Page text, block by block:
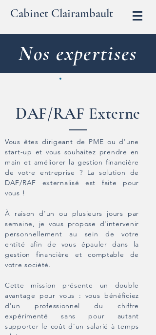
Cabinet Clairambault
Nos expertises
DAF/RAF Externe
Vous êtes dirigeant de PME ou d'une
start-up et vous souhaitez prendre en
main et améliorer la gestion financière
de votre entreprise ? La solution de
DAF/RAF externalisé est faite pour
vous !
À raison d'un ou plusieurs jours par
semaine, je vous propose d'intervenir
personnellement au sein de votre
entité afin de vous épauler dans la
gestion financière et comptable de
votre société.
Cette mission présente un double
avantage pour vous : vous bénéficiez
d'un professionnel du chiffre
expérimenté sans pour autant
supporter le coût d'un salarié à temps